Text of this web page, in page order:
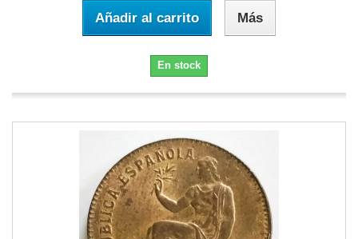
Añadir al carrito Más
En stock